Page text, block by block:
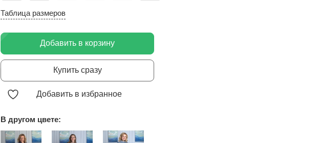
Таблица размеров
Добавить в корзину
Купить сразу
Добавить в избранное
В другом цвете: